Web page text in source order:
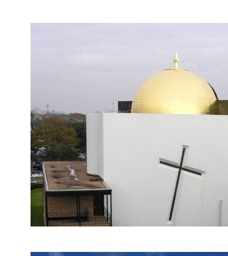
CHAPEL OF ST. BASIL;